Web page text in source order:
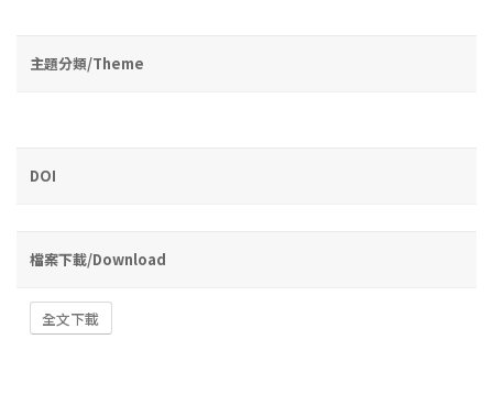
主題分類/Theme
DOI
檔案下載/Download
全文下載